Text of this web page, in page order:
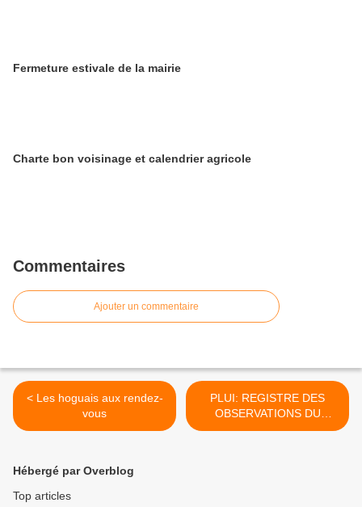
​​​​​​​Fermeture estivale de la mairie
Charte bon voisinage et calendrier agricole
Commentaires
Ajouter un commentaire
< Les hoguais aux rendez-
vous
PLUI: REGISTRE DES
OBSERVATIONS DU
PUBLIC >
Hébergé par Overblog
Top articles